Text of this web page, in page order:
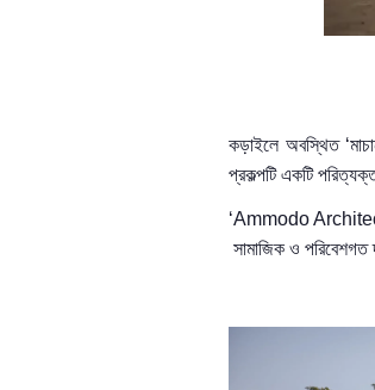
কড়াইলে অবস্থিত
প্রকল্পটি একটি
‘Ammodo
সামাজিক ও পরিবেশগত